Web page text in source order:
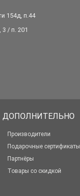
154д, п.44
/ п. 201
ДОПОЛНИТЕЛЬНО
Производители
Подарочные сертификаты
Партнёры
Товары со скидкой